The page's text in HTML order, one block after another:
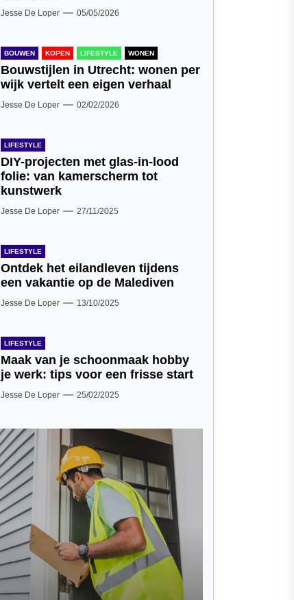
Jesse De Loper 05/05/2026
BOUWEN KOPEN LIFESTYLE WONEN
Bouwstijlen in Utrecht: wonen per
wijk vertelt een eigen verhaal
Jesse De Loper 02/02/2026
LIFESTYLE
DIY-projecten met glas-in-lood
folie: van kamerscherm tot
kunstwerk
Jesse De Loper 27/11/2025
LIFESTYLE
Ontdek het eilandleven tijdens
een vakantie op de Malediven
Jesse De Loper 13/10/2025
LIFESTYLE
Maak van je schoonmaak hobby
je werk: tips voor een frisse start
Jesse De Loper 25/02/2025